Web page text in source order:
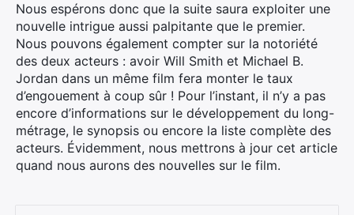
Nous espérons donc que la suite saura exploiter une
nouvelle intrigue aussi palpitante que le premier.
Nous pouvons également compter sur la notoriété
des deux acteurs : avoir Will Smith et Michael B.
Jordan dans un même film fera monter le taux
d’engouement à coup sûr ! Pour l’instant, il n’y a pas
encore d’informations sur le développement du long-
métrage, le synopsis ou encore la liste complète des
acteurs. Évidemment, nous mettrons à jour cet article
quand nous aurons des nouvelles sur le film.